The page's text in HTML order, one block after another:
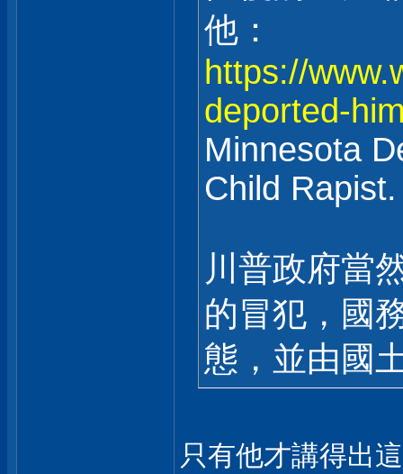
他：
https://
deported-
Minnesota
Child
川普政府當
的冒犯，國
態，並由國
只有他才講得出